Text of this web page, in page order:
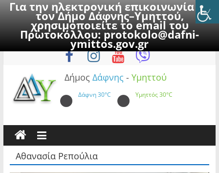
Για την ηλεκτρονική επικοινωνία με
τον Δήμο Δάφνης–Υμηττού,
χρησιμοποιείτε το email του
Πρωτοκόλλου:protokolo@dafni-
ymittos.gov.gr
to
Κυριακή, 9 Αυγούστου 2026
Δήμος Δάφνης - Υμηττού
Δάφνη30°C Υμηττός30°C
Αθανασία Ρεπούλια